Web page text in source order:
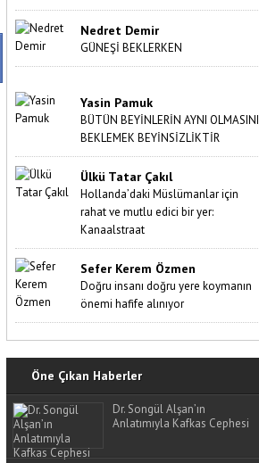
Nedret Demir
GÜNEŞİ BEKLERKEN
Yasin Pamuk
BÜTÜN BEYİNLERİN AYNI OLMASINI
BEKLEMEK BEYİNSİZLİKTİR
Ülkü Tatar Çakıl
Hollanda’daki Müslümanlar için
rahat ve mutlu edici bir yer:
Kanaalstraat
Sefer Kerem Özmen
Doğru insanı doğru yere koymanın
önemi hafife alınıyor
Öne Çıkan Haberler
Dr. Songül Alşan’ın
Anlatımıyla Kafkas Cephesi